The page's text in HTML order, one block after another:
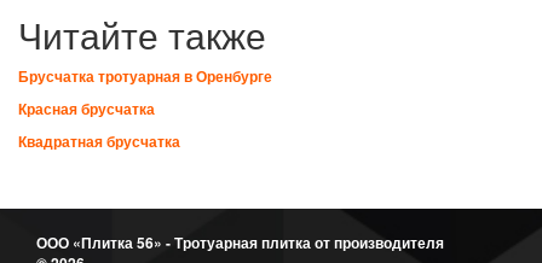
Читайте также
Брусчатка тротуарная в Оренбурге
Красная брусчатка
Квадратная брусчатка
ООО «Плитка 56» - Тротуарная плитка от производителя